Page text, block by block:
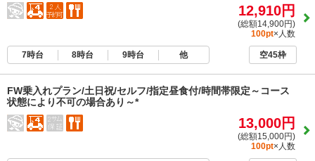
12,910円
(総額14,900円)
100pt×人数
7時台 8時台 9時台 他 空45枠
FW乗入れプラン/土日祝/セルフ/指定昼食付/時間帯限定～コース
状態により不可の場合あり～*
13,000円
(総額15,000円)
100pt×人数